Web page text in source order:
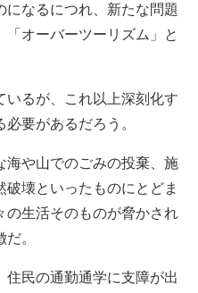
なるにつれ、新たな問題
オーバーツーリズム」と
るが、これ以上深刻化す
要があるだろう。
や山でのごみの投棄、施
壊といったものにとどま
の生活そのものが脅かされ
。
民の通勤通学に支障が出